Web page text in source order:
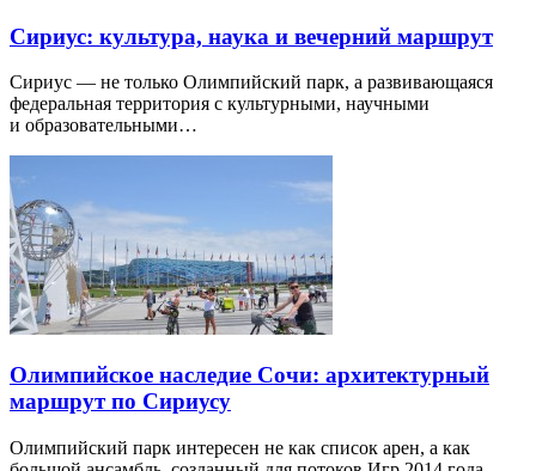
Сириус: культура, наука и вечерний маршрут
Сириус — не только Олимпийский парк, а развивающаяся
федеральная территория с культурными, научными
и образовательными…
Олимпийское наследие Сочи: архитектурный
маршрут по Сириусу
Олимпийский парк интересен не как список арен, а как